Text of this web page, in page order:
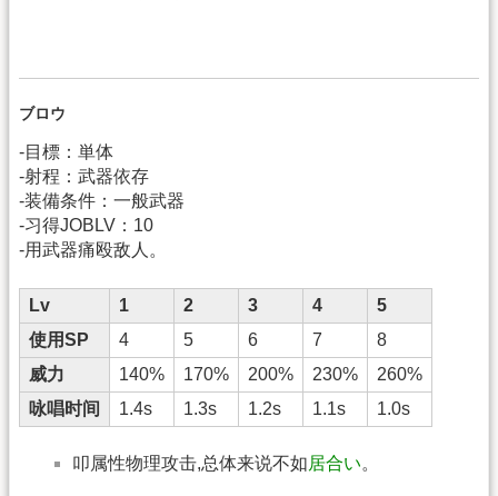
ブロウ
-目標：単体
-射程：武器依存
-装備条件：一般武器
-习得JOBLV：10
-用武器痛殴敌人。
Lv 1 2 3 4
5
使用SP
4 5 6 7
8
威力
140% 170% 200% 230%
260%
咏唱时间
1.4s 1.3s 1.2s 1.1s 1.0s
叩属性物理攻击,总体来说不如居合い。